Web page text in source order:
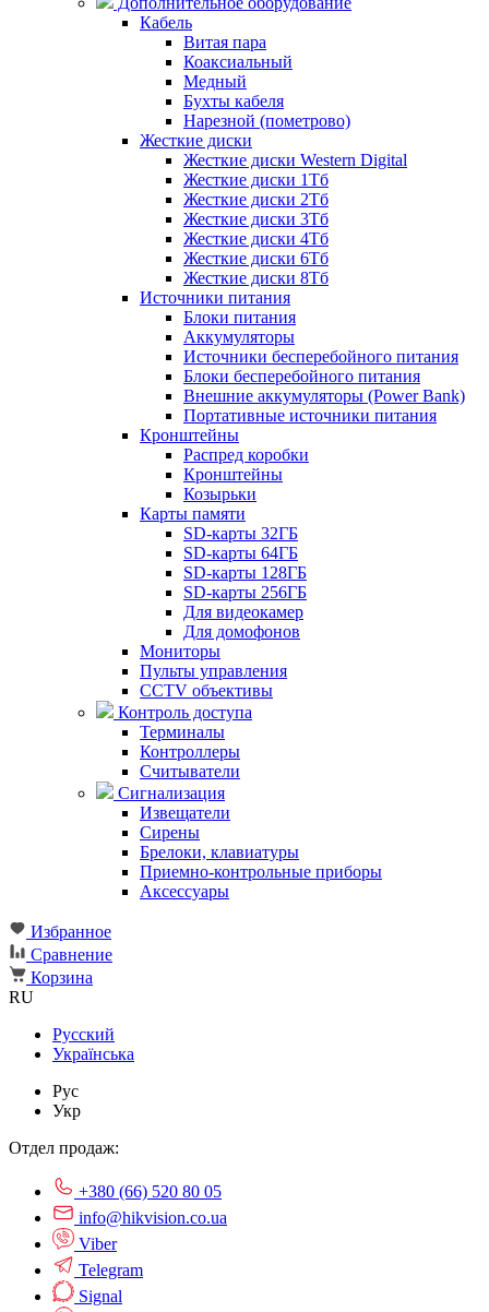
Кабель
Витая пара
Коаксиальный
Медный
Бухты кабеля
Нарезной (пометрово)
Жесткие диски
Жесткие диски Western Digital
Жесткие диски 1Тб
Жесткие диски 2Тб
Жесткие диски 3Тб
Жесткие диски 4Тб
Жесткие диски 6Тб
Жесткие диски 8Тб
Источники питания
Блоки питания
Аккумуляторы
Источники бесперебойного питания
Блоки бесперебойного питания
Внешние аккумуляторы (Power Bank)
Портативные источники питания
Кронштейны
Распред коробки
Кронштейны
Козырьки
Карты памяти
SD-карты 32ГБ
SD-карты 64ГБ
SD-карты 128ГБ
SD-карты 256ГБ
Для видеокамер
Для домофонов
Мониторы
Пульты управления
CCTV объективы
Контроль доступа
Терминалы
Контроллеры
Считыватели
Сигнализация
Извещатели
Сирены
Брелоки, клавиатуры
Приемно-контрольные приборы
Аксессуары
Избранное
Сравнение
Корзина
RU
Русский
Українська
Рус
Укр
Отдел продаж:
+380 (66) 520 80 05
info@hikvision.co.ua
Viber
Telegram
Signal